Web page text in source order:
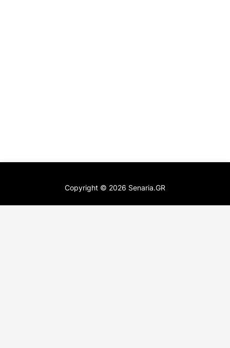
Copyright © 2026 Senaria.GR